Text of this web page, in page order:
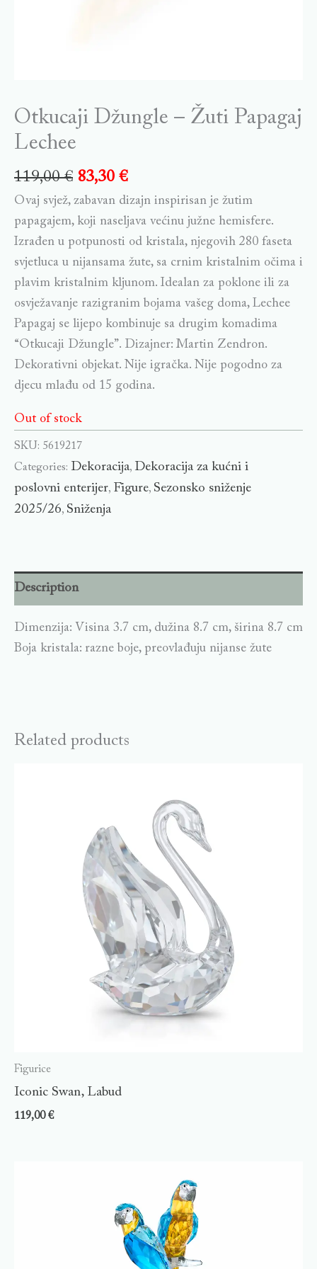
Otkucaji Džungle – Žuti Papagaj
Lechee
119,00€ 83,30 €
Ovaj svjež, zabavan dizajn inspirisan je žutim
papagajem, koji naseljava većinu južne hemisfere.
Izrađen u potpunosti od kristala, njegovih 280 faseta
svjetluca u nijansama žute, sa crnim kristalnim očima i
plavim kristalnim kljunom. Idealan za poklone ili za
osvježavanje razigranim bojama vašeg doma, Lechee
Papagaj se lijepo kombinuje sa drugim komadima
“Otkucaji Džungle”. Dizajner: Martin Zendron.
Dekorativni objekat. Nije igračka. Nije pogodno za
djecu mlađu od 15 godina.
Out of stock
SKU: 5619217
Categories: Dekoracija, Dekoracija za kućni i
poslovni enterijer, Figure, Sezonsko sniženje
2025/26, Sniženja
Description
Dimenzija: Visina 3.7 cm, dužina 8.7 cm, širina 8.7 cm
Boja kristala: razne boje, preovlađuju nijanse žute
Related products
Figurice
Iconic Swan, Labud
119,00€